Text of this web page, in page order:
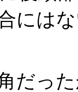
には
だっ